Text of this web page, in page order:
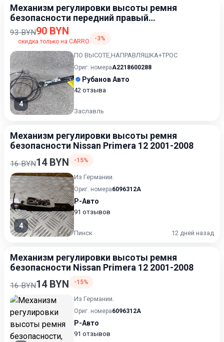
Механизм регулировки высоты ремня
безопасности передний правый
Mercedes-Benz S W221 2005-2009
93 BYN90 BYN
скидка только на CARRO -3%
4
ПО ВЫСОТЕ,НАПРАВЛЯШКА+ТРОС
Ориг. номераA2218600288
Рубанов Авто
42 отзыва
Заславль
Механизм регулировки высоты ремня
безопасности Nissan Primera 12 2001-2008
16 BYN14 BYN -15%
4
Из Германии.
Ориг. номера6096312A
Р-Авто
91 отзывов
Пинск 12 дней назад
Механизм регулировки высоты ремня
безопасности Nissan Primera 12 2001-2008
16 BYN14 BYN -15%
Из Германии.
Ориг. номера6096312A
Р-Авто
91 отзывов